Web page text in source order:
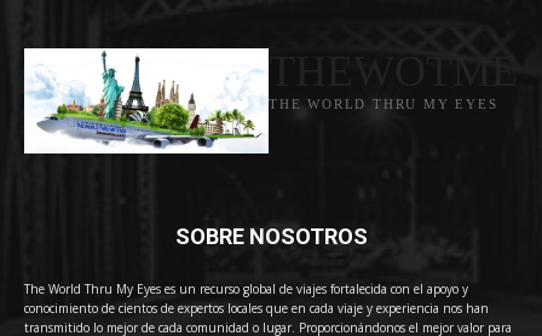
THE WORLD THRU MY EYES
SOBRE NOSOTROS
The World Thru My Eyes es un recurso global de viajes fortalecida con el apoyo y
conocimiento de cientos de expertos locales que en cada viaje y experiencia nos han
transmitido lo mejor de cada comunidad o lugar. Proporcionándonos el mejor valor para